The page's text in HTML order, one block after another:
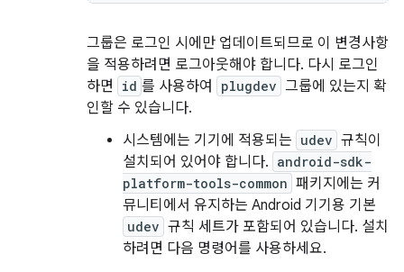
그룹은 로그인 시에만 업데이트되므로 이 변경사항
을 적용하려면 로그아웃해야 합니다. 다시 로그인
하면
id 를 사용하여 plugdev 그룹에 있는지 확
인할 수 있습니다.
시스템에는 기기에 적용되는 udev 규칙이
설치되어 있어야 합니다. android-sdk-
platform-tools-common 패키지에는 커
뮤니티에서 유지하는 Android 기기용 기본
udev 규칙 세트가 포함되어 있습니다. 설치
하려면 다음 명령어를 사용하세요.